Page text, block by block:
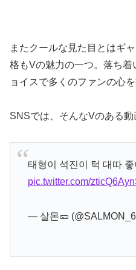
またクールな見た目とはギ
格もVの魅力の一つ。落ち
ョイスで多くのファンの心を
SNSでは、そんなVのある動
태형이 석진이 턱 대따
pic.twitter.com/
— 살몬🥒